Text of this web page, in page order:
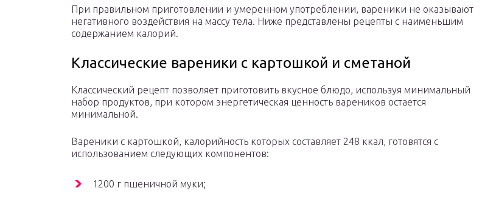
При правильном приготовлении и умеренном употреблении, вареники не оказывают
негативного воздействия на массу тела. Ниже представлены рецепты с наименьшим
содержанием калорий.
Классические вареники с картошкой и сметаной
Классический рецепт позволяет приготовить вкусное блюдо, используя минимальный
набор продуктов, при котором энергетическая ценность вареников остается
минимальной.
Вареники с картошкой, калорийность которых составляет 248 ккал, готовятся с
использованием следующих компонентов:
1200 г пшеничной муки;